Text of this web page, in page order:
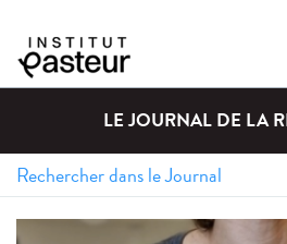
LE JOURNAL DE LA